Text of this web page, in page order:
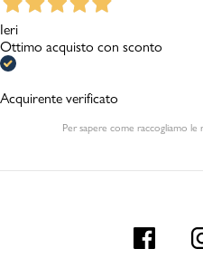
Ieri
Ottimo acquisto con sconto
Acquirente verificato
Per sapere come raccogliamo le